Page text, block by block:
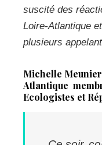
suscité des
Loire-Atlantique
plusieurs
Michelle
Atlantique
Ecologistes et